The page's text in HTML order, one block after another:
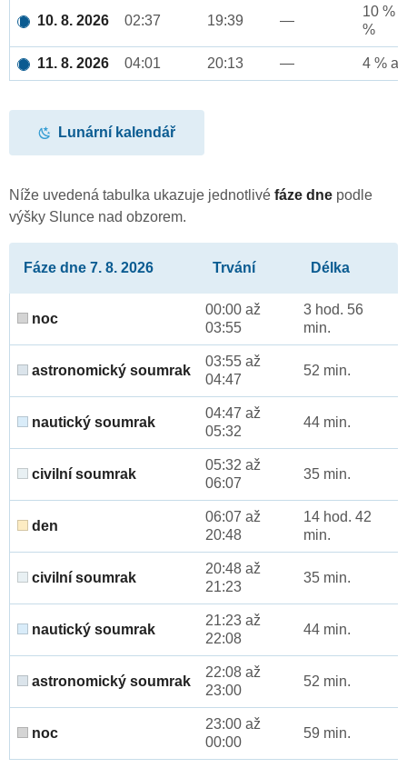
10. 8. 2026 02:37 19:39 —
10 %
%
11. 8. 2026 04:01 20:13 — 4 %
Lunární kalendář
Níže uvedená tabulka ukazuje jednotlivé fáze dne podle
výšky Slunce nad obzorem.
Fáze dne 7. 8. 2026 Trvání Délka
noc
00:00 až
03:55
3 hod. 56
min.
astronomický soumrak
03:55 až
04:47
52 min.
nautický soumrak
04:47 až
05:32
44 min.
civilní soumrak
05:32 až
06:07
35 min.
den
06:07 až
20:48
14 hod. 42
min.
civilní soumrak
20:48 až
21:23
35 min.
nautický soumrak
21:23 až
22:08
44 min.
astronomický soumrak
22:08 až
23:00
52 min.
noc
23:00 až
00:00
59 min.